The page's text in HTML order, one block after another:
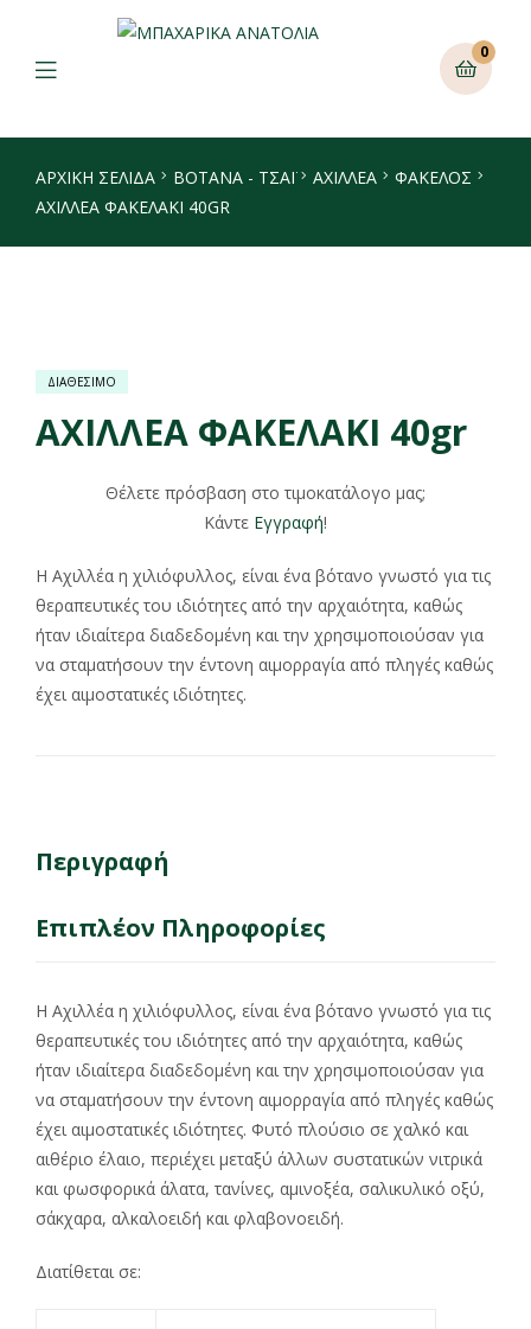
0
ΑΡΧΙΚΉ ΣΕΛΊΔΑ ΒΟΤΑΝΑ - ΤΣΑΪ ΑΧΙΛΛΈΑ
ΦΆΚΕΛΟΣ
ΑΧΙΛΛΕΑ ΦΑΚΕΛΑΚΙ 40GR
ΔΙΑΘΕΣΙΜΟ
ΑΧΙΛΛΕΑ ΦΑΚΕΛΑΚΙ 40gr
Θέλετε πρόσβαση στο τιμοκατάλογο μας;
Κάντε Εγγραφή!
Η Αχιλλέα η χιλιόφυλλος, είναι ένα βότανο γνωστό για τις
θεραπευτικές του ιδιότητες από την αρχαιότητα, καθώς
ήταν ιδιαίτερα διαδεδομένη και την χρησιμοποιούσαν για
να σταματήσουν την έντονη αιμορραγία από πληγές καθώς
έχει αιμοστατικές ιδιότητες.
Περιγραφή
Επιπλέον Πληροφορίες
Η Αχιλλέα η χιλιόφυλλος, είναι ένα βότανο γνωστό για τις
θεραπευτικές του ιδιότητες από την αρχαιότητα, καθώς
ήταν ιδιαίτερα διαδεδομένη και την χρησιμοποιούσαν για
να σταματήσουν την έντονη αιμορραγία από πληγές καθώς
έχει αιμοστατικές ιδιότητες. Φυτό πλούσιο σε χαλκό και
αιθέριο έλαιο, περιέχει μεταξύ άλλων συστατικών νιτρικά
και φωσφορικά άλατα, τανίνες, αμινοξέα, σαλικυλικό οξύ,
σάκχαρα, αλκαλοειδή και φλαβονοειδή.
Διατίθεται σε: